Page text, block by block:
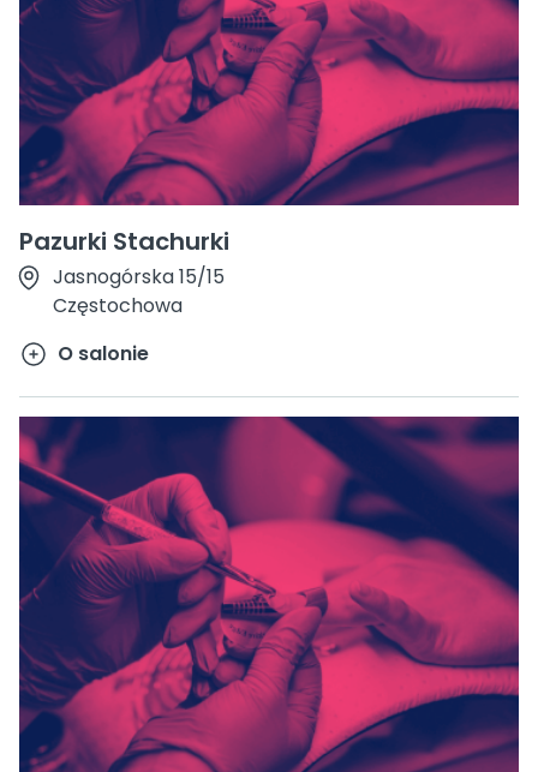
Pazurki Stachurki
Jasnogórska 15/15
Częstochowa
O salonie